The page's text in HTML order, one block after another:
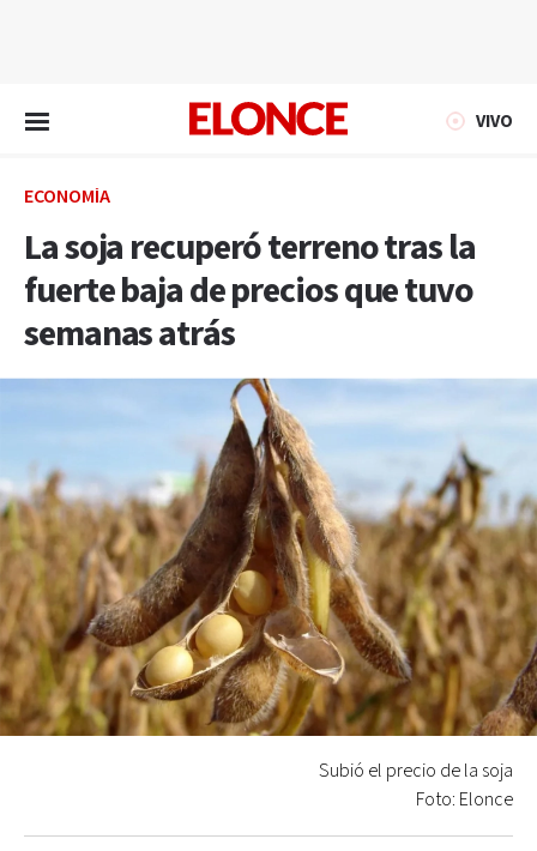
VIVO
ECONOMÍA
La soja recuperó terreno tras la
fuerte baja de precios que tuvo
semanas atrás
Subió el precio de la soja
Foto: Elonce